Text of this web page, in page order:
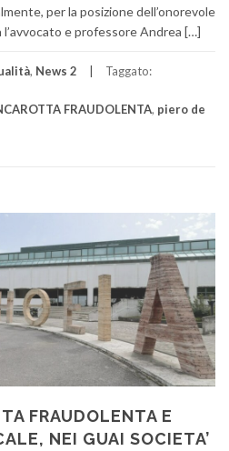
per la posizione dell’onorevole
l’avvocato e professore Andrea […]
, News 2 Taggato:
FRAUDOLENTA, piero de
FRAUDOLENTA E
NEI GUAI SOCIETA’